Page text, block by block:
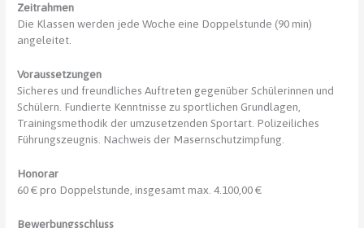
Zeitrahmen
Die Klassen werden jede Woche eine Doppelstunde (90 min)
angeleitet.
Voraussetzungen
Sicheres und freundliches Auftreten gegenüber Schülerinnen und
Schülern. Fundierte Kenntnisse zu sportlichen Grundlagen,
Trainingsmethodik der umzusetzenden Sportart. Polizeiliches
Führungszeugnis. Nachweis der Masernschutzimpfung.
Honorar
60 € pro Doppelstunde, insgesamt max. 4.100,00 €
Bewerbungsschluss